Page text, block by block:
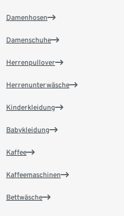
Damenhosen
Damenschuhe
Herrenpullover
Herrenunterwäsche
Kinderkleidung
Babykleidung
Kaffee
Kaffeemaschinen
Bettwäsche